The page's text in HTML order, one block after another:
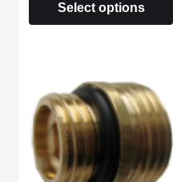
Select options